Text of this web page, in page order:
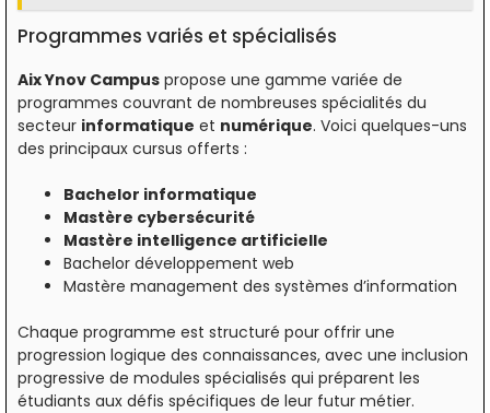
Programmes variés et spécialisés
Aix Ynov Campus propose une gamme variée de
programmes couvrant de nombreuses spécialités du
secteur informatique et numérique. Voici quelques-uns
des principaux cursus offerts :
Bachelor informatique
Mastère cybersécurité
Mastère intelligence artificielle
Bachelor développement web
Mastère management des systèmes d’information
Chaque programme est structuré pour offrir une
progression logique des connaissances, avec une inclusion
progressive de modules spécialisés qui préparent les
étudiants aux défis spécifiques de leur futur métier.